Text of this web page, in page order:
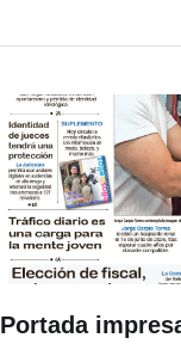
Portada